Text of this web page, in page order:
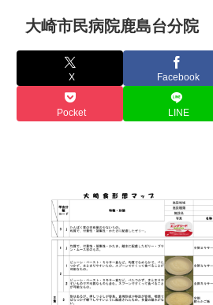
大崎市民病院鹿島台分院
X Facebook
Pocket LINE